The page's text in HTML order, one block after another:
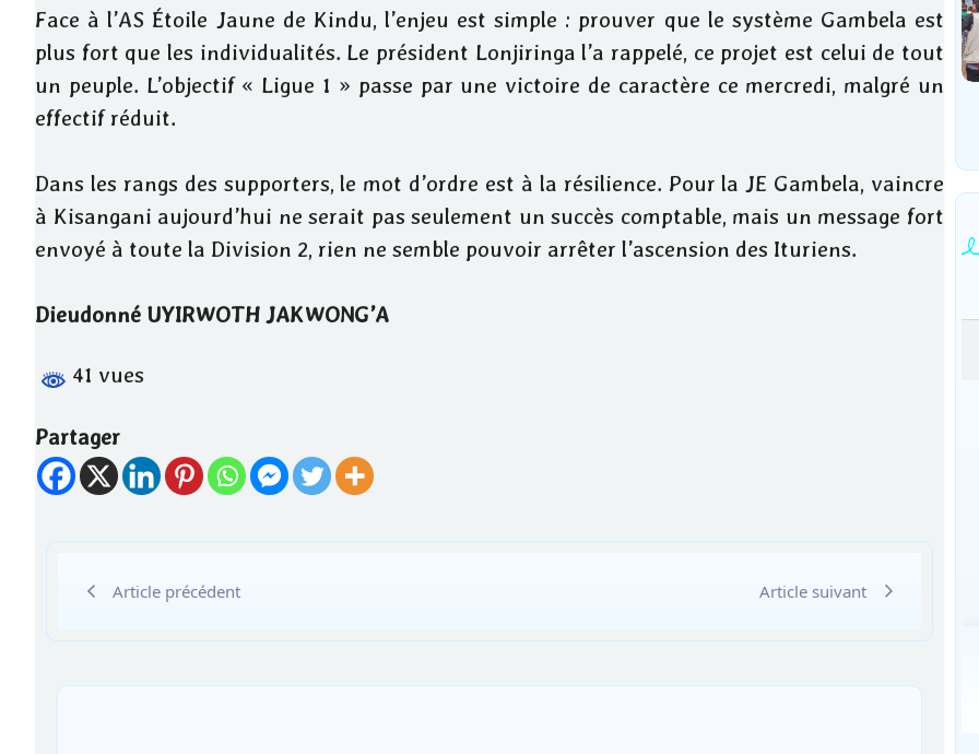
Face à l’AS Étoile Jaune de Kindu, l’enjeu est simple : prouver que le système Gambela est
plus fort que les individualités. Le président Lonjiringa l’a rappelé, ce projet est celui de tout
un peuple. L’objectif « Ligue 1 » passe par une victoire de caractère ce mercredi, malgré un
effectif réduit.
Dans les rangs des supporters, le mot d’ordre est à la résilience. Pour la JE Gambela, vaincre
à Kisangani aujourd’hui ne serait pas seulement un succès comptable, mais un message fort
envoyé à toute la Division 2, rien ne semble pouvoir arrêter l’ascension des Ituriens.
Dieudonné UYIRWOTH JAKWONG’A
41 vues
Partager
Article précédent Article suivant